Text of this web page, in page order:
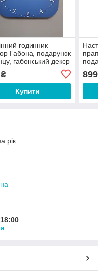
годинник
Габона, подарунок
габонський декор
Купити
899
рік